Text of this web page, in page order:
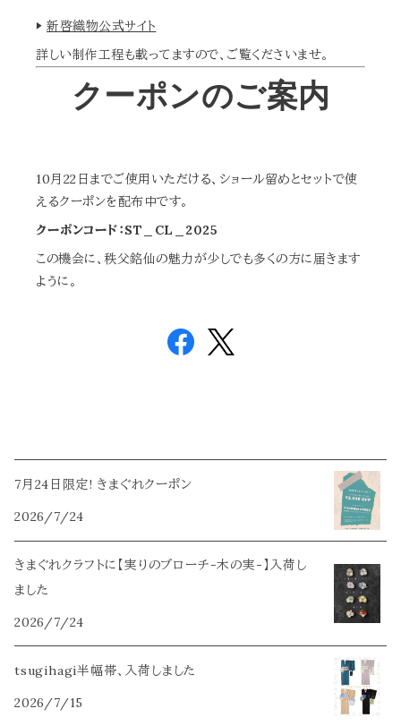
▶︎ 新啓織物公式サイト
詳しい制作工程も載ってますので、ご覧くださいませ。
クーポンのご案内
10月22日までご使用いただける、ショール留めとセットで使
えるクーポンを配布中です。
クーポンコード：ST_CL_2025
この機会に、秩父銘仙の魅力が少しでも多くの方に届きます
ように。
7月24日限定! きまぐれクーポン
2026/7/24
きまぐれクラフトに【実りのブローチ-木の実-】入荷し
ました
2026/7/24
tsugihagi半幅帯、入荷しました
2026/7/15